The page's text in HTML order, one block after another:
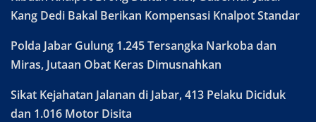
Kang Dedi Bakal Berikan Kompensasi Knalpot Standar
Polda Jabar Gulung 1.245 Tersangka Narkoba dan
Miras, Jutaan Obat Keras Dimusnahkan
Sikat Kejahatan Jalanan di Jabar, 413 Pelaku Diciduk
dan 1.016 Motor Disita